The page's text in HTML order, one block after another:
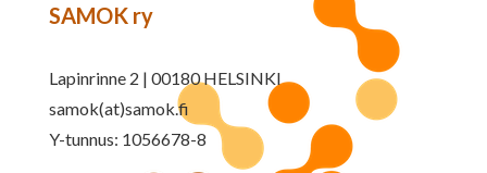
SAMOK ry
Lapinrinne 2 | 00180 HELSINKI
samok(at)samok.fi
Y-tunnus: 1056678-8